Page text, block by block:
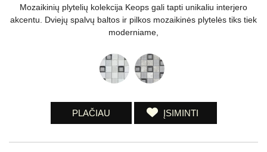
Mozaikinių plytelių kolekcija Keops gali tapti unikaliu interjero
akcentu. Dviejų spalvų baltos ir pilkos mozaikinės plytelės tiks tiek
moderniame,
PLAČIAU ĮSIMINTI